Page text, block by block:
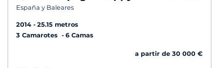
España y Baleares
2014
25.15 metros
3 Camarotes
6 Camas
a partir de 30 000 €